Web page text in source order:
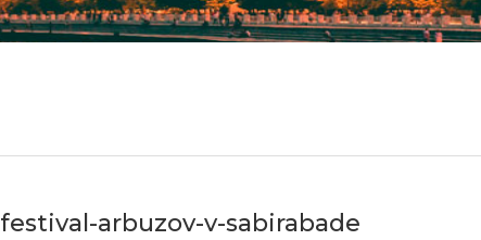
festival-arbuzov-v-sabirabade